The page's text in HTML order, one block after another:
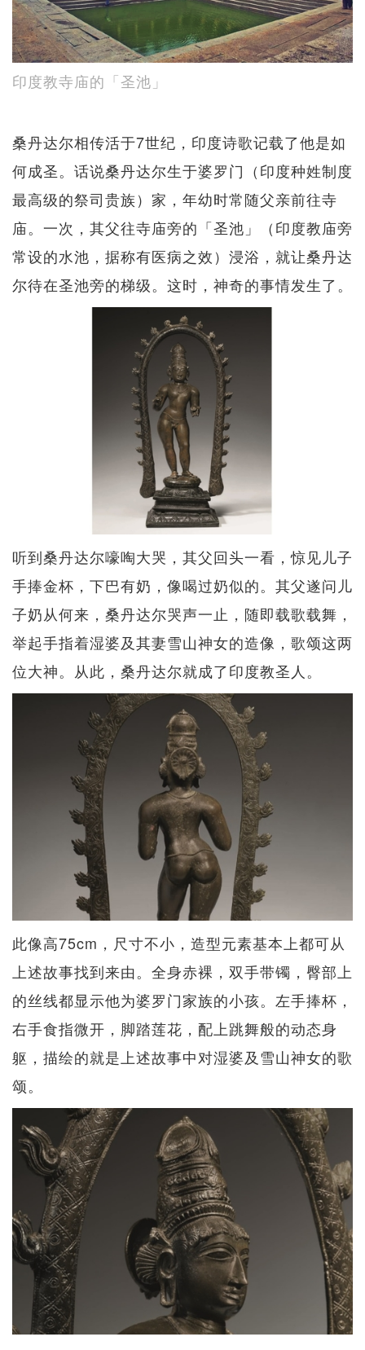
印度教寺庙的「圣池」
桑丹达尔相传活于7世纪，印度诗歌记载了他是如
何成圣。话说桑丹达尔生于婆罗门（印度种姓制度
最高级的祭司贵族）家，年幼时常随父亲前往寺
庙。一次，其父往寺庙旁的「圣池」（印度教庙旁
常设的水池，据称有医病之效）浸浴，就让桑丹达
尔待在圣池旁的梯级。这时，神奇的事情发生了。
听到桑丹达尔嚎啕大哭，其父回头一看，惊见儿子
手捧金杯，下巴有奶，像喝过奶似的。其父遂问儿
子奶从何来，桑丹达尔哭声一止，随即载歌载舞，
举起手指着湿婆及其妻雪山神女的造像，歌颂这两
位大神。从此，桑丹达尔就成了印度教圣人。
此像高75cm，尺寸不小，造型元素基本上都可从
上述故事找到来由。全身赤裸，双手带镯，臀部上
的丝线都显示他为婆罗门家族的小孩。左手捧杯，
右手食指微开，脚踏莲花，配上跳舞般的动态身
躯，描绘的就是上述故事中对湿婆及雪山神女的歌
颂。